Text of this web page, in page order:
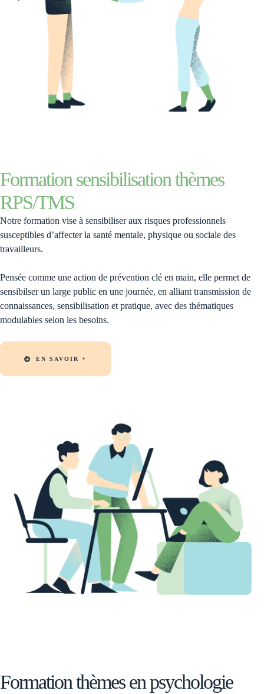
Formation sensibilisation thèmes
RPS/TMS
Notre formation vise à sensibiliser aux risques professionnels
susceptibles d’affecter la santé mentale, physique ou sociale des
travailleurs.
Pensée comme une action de prévention clé en main, elle permet de
sensibilser un large public en une journée, en alliant transmission de
connaissances, sensibilisation et pratique, avec des thématiques
modulables selon les besoins.
EN SAVOIR +
Formation thèmes en psychologie